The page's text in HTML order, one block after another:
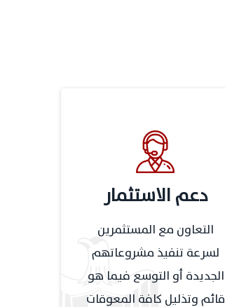
دعم الاستثمار
التعاون مع المستثمرين
لسرعة تنفيذ مشروعاتهم
الجديدة أو التوسع فيما هو
قائم وتذليل كافة المعوقات